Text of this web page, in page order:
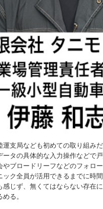
運支局なども初めての取り組み
ータの具体的な入力操作などで戸
やブロードリーフなどのフォロ
ック全員が活用できるまでに時
感じず、無くてはならない存在
る。